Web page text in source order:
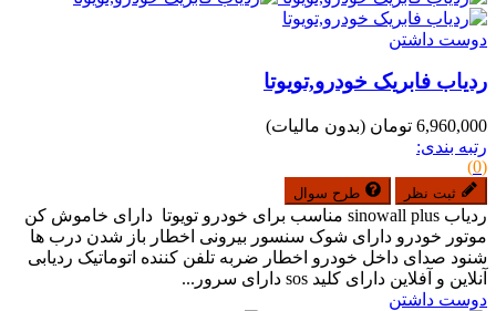
دوست داشتن
ردیاب فابریک خودرو,تویوتا
6,960,000 تومان
(بدون مالیات)
رتبه بندی:
(0)
ثبت نظر طرح سوال
ردیاب sinowall plus مناسب برای خودرو تویوتا دارای خاموش کن
موتور خودرو دارای شوک سنسور بیرونی اخطار باز شدن درب ها
شنود صدای داخل خودرو اخطار ضربه تلفن کننده اتوماتیک ردیابی
آنلاین و آفلاین دارای کلید sos دارای سرور...
دوست داشتن